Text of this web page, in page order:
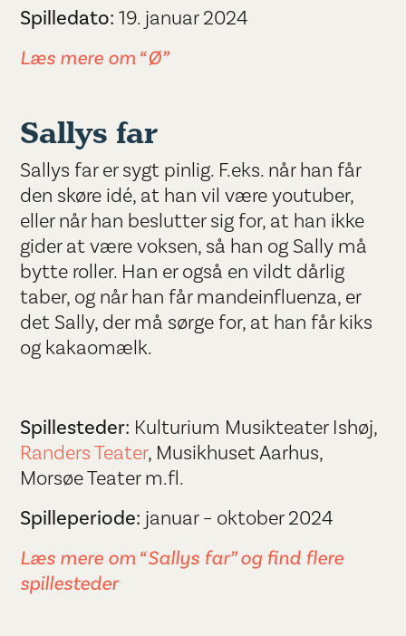
Spilledato: 19. januar 2024
Læs mere om “Ø”
Sallys far
Sallys far er sygt pinlig. F.eks. når han får
den skøre idé, at han vil være youtuber,
eller når han beslutter sig for, at han ikke
gider at være voksen, så han og Sally må
bytte roller. Han er også en vildt dårlig
taber, og når han får mandeinfluenza, er
det Sally, der må sørge for, at han får kiks
og kakaomælk.
Spillesteder: Kulturium Musikteater Ishøj,
Randers Teater, Musikhuset Aarhus,
Morsøe Teater m.fl.
Spilleperiode: januar – oktober 2024
Læs mere om “Sallys far” og find flere
spillesteder